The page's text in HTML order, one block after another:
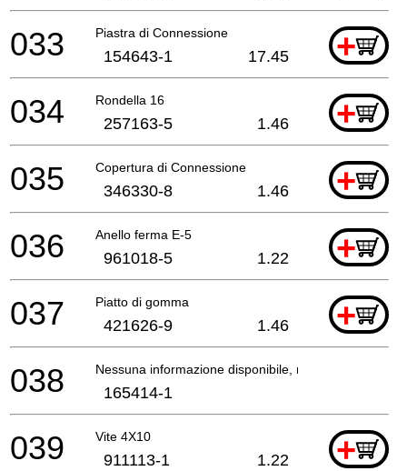
Piastra di Connessione +
033 154643-1 17.45
Rondella 16 +
034 257163-5 1.46
Copertura di Connessione +
035 346330-8 1.46
Anello ferma E-5 +
036 961018-5 1.22
Piatto di gomma +
037 421626-9 1.46
Nessuna informazione disponibile, non ordinabile
038 165414-1
Vite 4X10 +
039 911113-1 1.22